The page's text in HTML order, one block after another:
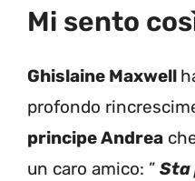
Mi sento
Ghislaine Maxwell
profondo
principe Andrea
un caro amico: ” Sta